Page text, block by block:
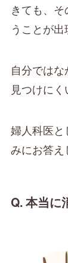
きても、
うことが出
自分では
見つけにく
婦人科医
みにお答え
Q.本当に